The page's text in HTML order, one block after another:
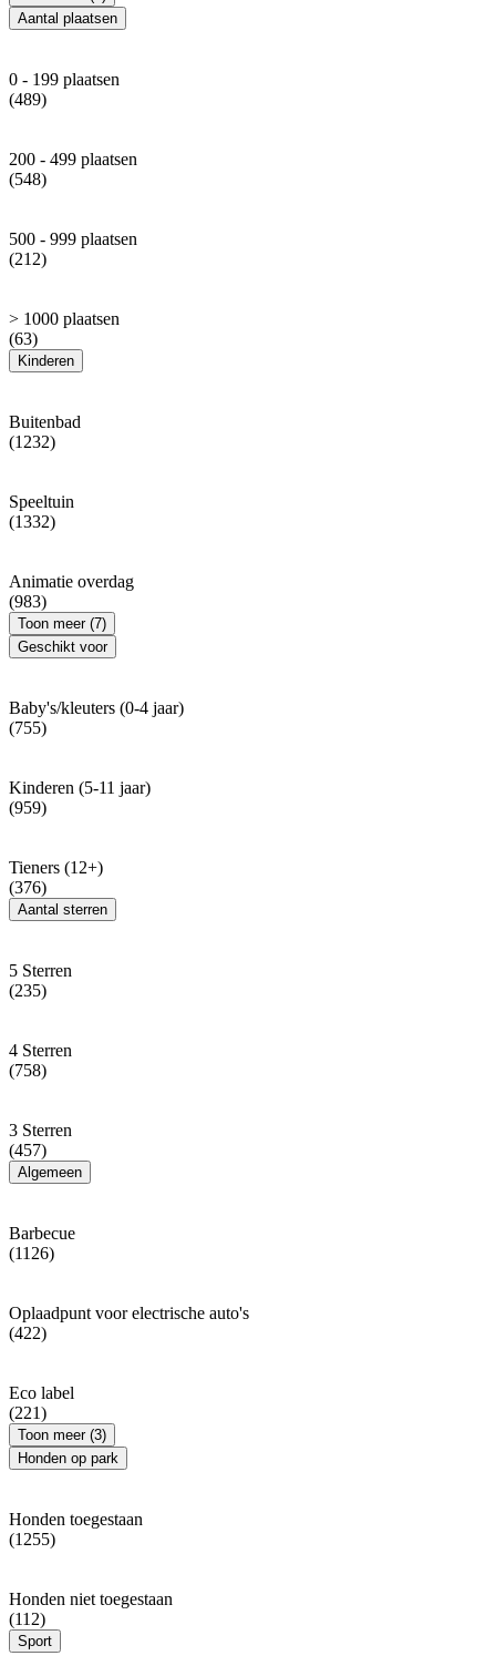
Aantal plaatsen
0 - 199 plaatsen
(489)
200 - 499 plaatsen
(548)
500 - 999 plaatsen
(212)
> 1000 plaatsen
(63)
Kinderen
Buitenbad
(1232)
Speeltuin
(1332)
Animatie overdag
(983)
Toon meer (7)
Geschikt voor
Baby's/kleuters (0-4 jaar)
(755)
Kinderen (5-11 jaar)
(959)
Tieners (12+)
(376)
Aantal sterren
5 Sterren
(235)
4 Sterren
(758)
3 Sterren
(457)
Algemeen
Barbecue
(1126)
Oplaadpunt voor electrische auto's
(422)
Eco label
(221)
Toon meer (3)
Honden op park
Honden toegestaan
(1255)
Honden niet toegestaan
(112)
Sport